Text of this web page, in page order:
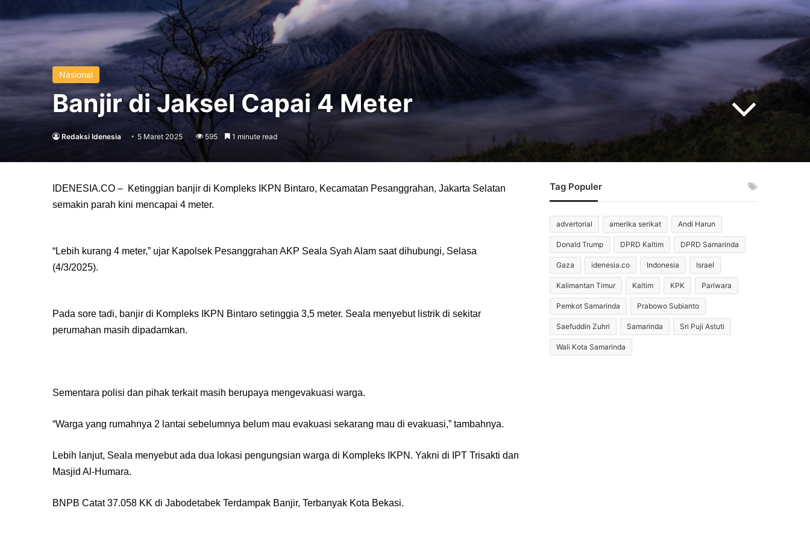
Nasional
Banjir di Jaksel Capai 4 Meter
Redaksi Idenesia 5 Maret 2025 595 1 minute read
IDENESIA.CO – Ketinggian banjir di Kompleks IKPN Bintaro, Kecamatan Pesanggrahan, Jakarta Selatan
semakin parah kini mencapai 4 meter.
“Lebih kurang 4 meter,” ujar Kapolsek Pesanggrahan AKP Seala Syah Alam saat dihubungi, Selasa
(4/3/2025).
Pada sore tadi, banjir di Kompleks IKPN Bintaro setinggia 3,5 meter. Seala menyebut listrik di sekitar
perumahan masih dipadamkan.
Sementara polisi dan pihak terkait masih berupaya mengevakuasi warga.
“Warga yang rumahnya 2 lantai sebelumnya belum mau evakuasi sekarang mau di evakuasi,” tambahnya.
Lebih lanjut, Seala menyebut ada dua lokasi pengungsian warga di Kompleks IKPN. Yakni di IPT Trisakti dan
Masjid Al-Humara.
BNPB Catat 37.058 KK di Jabodetabek Terdampak Banjir, Terbanyak Kota Bekasi.
Tag Populer
advertorial amerika serikat Andi Harun
Donald Trump DPRD Kaltim DPRD Samarinda
Gaza idenesia.co Indonesia Israel
Kalimantan Timur Kaltim KPK Pariwara
Pemkot Samarinda Prabowo Subianto
Saefuddin Zuhri Samarinda Sri Puji Astuti
Wali Kota Samarinda